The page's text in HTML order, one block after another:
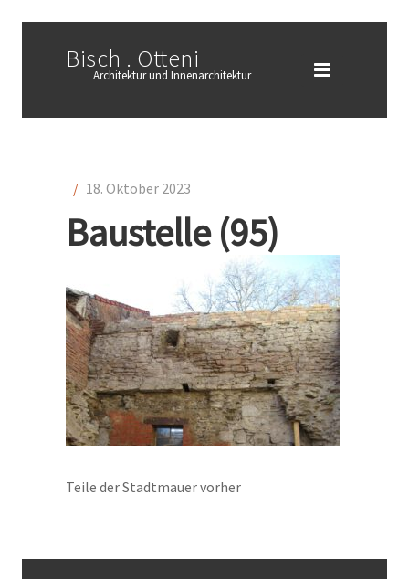
Bisch . Otteni
Architektur und Innenarchitektur
/ 18. Oktober 2023
Baustelle (95)
Teile der Stadtmauer vorher